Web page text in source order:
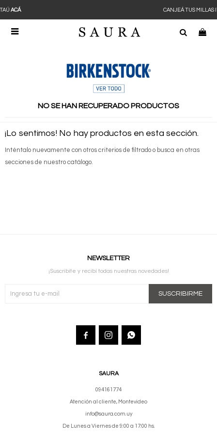

CANJEÁ TUS MILLAS ITAÚACÁ
NO SE HAN RECUPERADO PRODUCTOS
¡Lo sentimos! No hay productos en esta sección.
Inténtalo nuevamente con otros criterios de filtrado o busca en otras
secciones de nuestro catálogo.
SAURA
094161774
Atención al cliente, Montevideo
info@saura.com.uy
De Lunes a Viernes de 9:00 a 17:00 hs.
NEWSLETTER
¡Suscribite y recibí todas nuestras novedades!
SUSCRIBIRME
  